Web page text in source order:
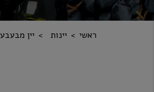
ראשי יינות יין מבעבע